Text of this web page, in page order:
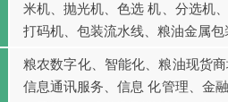
米机、抛光机、色选 机、分选机
打码机、包装流水线、粮油金属
粮农数字化、智能化、粮油现货
信息通讯服务、信息 化管理、金